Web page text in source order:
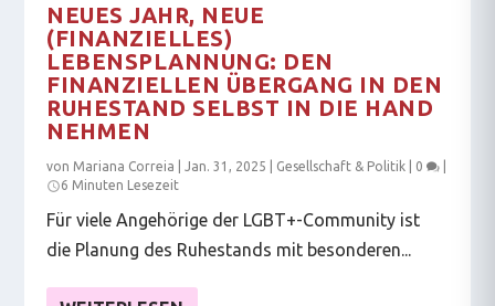
NEUES JAHR, NEUE
(FINANZIELLES)
LEBENSPLANNUNG: DEN
FINANZIELLEN ÜBERGANG IN DEN
RUHESTAND SELBST IN DIE HAND
NEHMEN
von Mariana Correia |Jan. 31, 2025 Gesellschaft & Politik 0
6 Minuten Lesezeit
Für viele Angehörige der LGBT+-Community ist
die Planung des Ruhestands mit besonderen...